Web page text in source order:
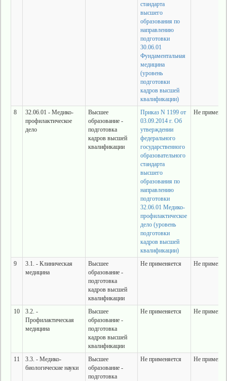
стандарта
высшего
образования по
направлению
подготовки
30.06.01
Фундаментальная
медицина
(уровень
подготовки
кадров высшей
квалификации)
8
32.06.01 - Медико-
профилактическое
дело
Высшее
образование -
подготовка
кадров высшей
квалификации
Приказ N 1199 от
03.09.2014 г. Об
утверждении
федерального
государственного
образовательного
стандарта
высшего
образования по
направлению
подготовки
32.06.01 Медико-
профилактическое
дело (уровень
подготовки
кадров высшей
квалификации)
Не
9
3.1. - Клиническая
медицина
Высшее
образование -
подготовка
кадров высшей
квалификации
Не применяется Не
10
3.2. -
Профилактическая
медицина
Высшее
образование -
подготовка
кадров высшей
квалификации
Не применяется Не
11
3.3. - Медико-
биологические науки
Высшее
образование -
подготовка
Не применяется Не